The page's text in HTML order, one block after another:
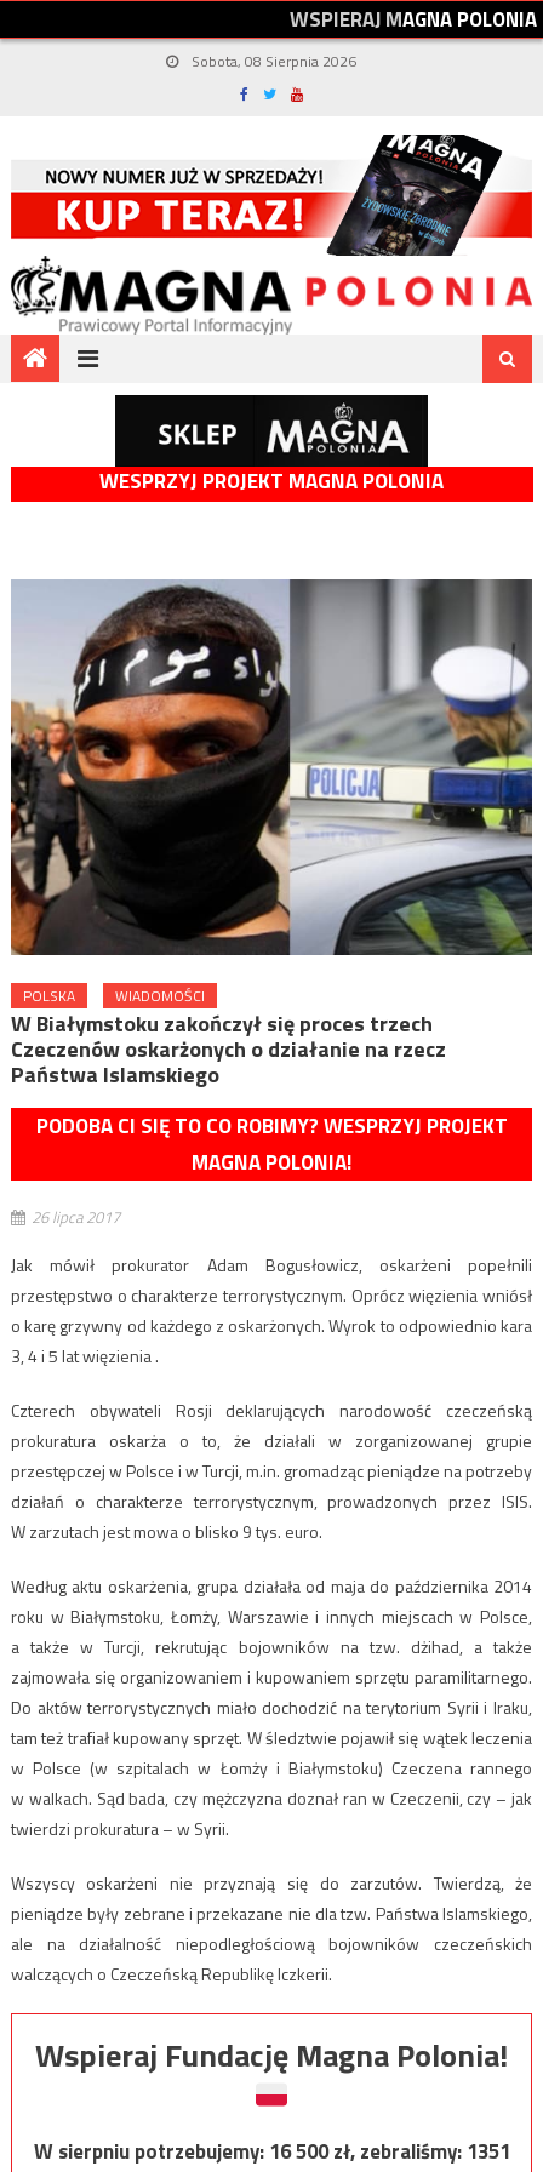
WSPIERAJMAGNAPOLONIA
Sobota, 08 Sierpnia 2026
WESPRZYJ PROJEKT MAGNA POLONIA
POLSKA WIADOMOŚCI
W Białymstoku zakończył się proces trzech
Czeczenów oskarżonych o działanie na rzecz
Państwa Islamskiego
PODOBA CI SIĘ TO CO ROBIMY? WESPRZYJ PROJEKT
MAGNA POLONIA!
26 lipca 2017
Jak mówił prokurator Adam Bogusłowicz, oskarżeni popełnili
przestępstwo o charakterze terrorystycznym. Oprócz więzienia wniósł
o karę grzywny od każdego z oskarżonych.​ Wyrok to odpowiednio kara
3, 4 i 5 lat więzienia .
Czterech obywateli Rosji deklarujących narodowość czeczeńską
prokuratura oskarża o to, że działali w zorganizowanej grupie
przestępczej w Polsce i w Turcji, m.in. gromadząc pieniądze na potrzeby
działań o charakterze terrorystycznym, prowadzonych przez ISIS.
W zarzutach jest mowa o blisko 9 tys. euro.
Według aktu oskarżenia, grupa działała od maja do października 2014
roku w Białymstoku, Łomży, Warszawie i innych miejscach w Polsce,
a także w Turcji, rekrutując bojowników na tzw. dżihad, a także
zajmowała się organizowaniem i kupowaniem sprzętu paramilitarnego.
Do aktów terrorystycznych miało dochodzić na terytorium Syrii i Iraku,
tam też trafiał kupowany sprzęt. W śledztwie pojawił się wątek leczenia
w Polsce (w szpitalach w Łomży i Białymstoku) Czeczena rannego
w walkach. Sąd bada, czy mężczyzna doznał ran w Czeczenii, czy – jak
twierdzi prokuratura – w Syrii.
Wszyscy oskarżeni nie przyznają się do zarzutów. Twierdzą, że
pieniądze były zebrane i przekazane nie dla tzw. Państwa Islamskiego,
ale na działalność niepodległościową bojowników czeczeńskich
walczących o Czeczeńską Republikę Iczkerii.
Wspieraj Fundację Magna Polonia!
W sierpniu potrzebujemy:16 500zł, zebraliśmy:1351